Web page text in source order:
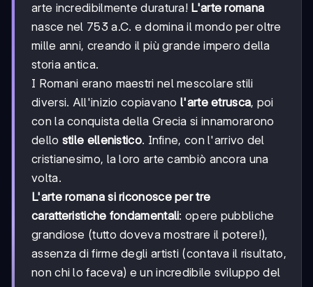
arte incredibilmente duratura! L'arte romana
nasce nel 753 a.C. e domina il mondo per oltre
mille anni, creando il più grande impero della
storia antica.
I Romani erano maestri nel mescolare stili
diversi. All'inizio copiavanol'arte etrusca, poi
con la conquista della Grecia si innamorarono
dello stile ellenistico. Infine, con l'arrivo del
cristianesimo, la loro arte cambiò ancora una
volta.
L'arte romana si riconosce per tre
caratteristiche fondamentali: opere pubbliche
grandiose (tutto doveva mostrare il potere!),
assenza di firme degli artisti (contava il risultato,
non chi lo faceva) e un incredibile sviluppo del